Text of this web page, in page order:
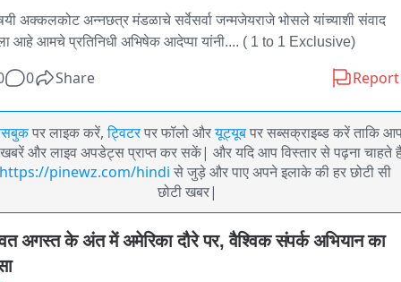
अक्कलकोट अन्नछत्र मंडळाचे सर्वेसर्वा जन्मजेयराजे भोसले यांच्याशी संवाद
आहे आमचे प्रतिनिधी अभिषेक आदेप्पा यांनी.... ( 1 to 1 Exclusive)
0 Share Report
पर लाइक करें, ट्विटर पर फॉलो औरयूट्यूब पर सब्सक्राइब्ड करें ताकि
खबरें और लाइव अपडेट्स प्राप्त कर सकें| और यदि आप विस्तार से पढ़ना चाहते
https://pinewz.com/hindi से जुड़े और पाए अपने इलाके की हर छोटी सी
छोटी खबर|
अगस्त के अंत में अमेरिका दौरे पर, वैश्विक संपर्क अभियान का